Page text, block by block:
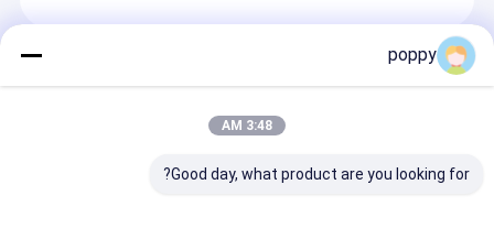
دوامة الجرح طوقا
المقاومة الممتازة للتآكل غسيل ملفوف بالدوامير لصناعة
poppy
3:48 AM
Good day, what product are you looking for?